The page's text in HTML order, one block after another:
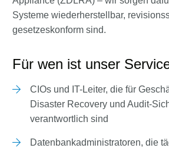
Systeme wiederherstellbar,
gesetzeskonform sind.
Für wen ist unser
CIOs und IT-Leiter, die für
Disaster Recovery und Audit-
verantwortlich sind
Datenbankadministratoren, die